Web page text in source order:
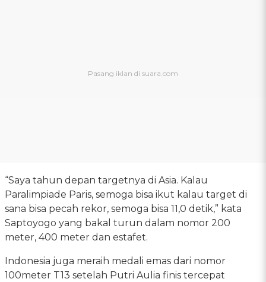
“Saya tahun depan targetnya di Asia. Kalau
Paralimpiade Paris, semoga bisa ikut kalau target di
sana bisa pecah rekor, semoga bisa 11,0 detik,” kata
Saptoyogo yang bakal turun dalam nomor 200
meter, 400 meter dan estafet.
Indonesia juga meraih medali emas dari nomor
100meter T13 setelah Putri Aulia finis tercepat